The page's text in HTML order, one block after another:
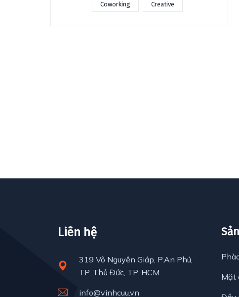
Coworking Creative
Liên hệ
319 Võ Nguyên Giáp, P.An Phú,
TP. Thủ Đức, TP. HCM
info@vinhcuu.vn
Mặt